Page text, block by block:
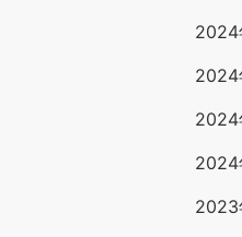
2024
2024
2024
2024
2023